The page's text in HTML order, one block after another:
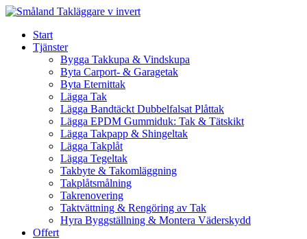
Skip
contentStart
Tjänster
Bygga Takkupa & Vindskupa
Byta Carport- & Garagetak
Byta Eternittak
Lägga Tak
Lägga Bandtäckt Dubbelfalsat Plåttak
Lägga EPDM Gummiduk: Tak & Tätskikt
Lägga Takpapp & Shingeltak
Lägga Takplåt
Lägga Tegeltak
Takbyte & Takomläggning
Takplåtsmålning
Takrenovering
Taktvättning & Rengöring av Tak
Hyra Byggställning & Montera Väderskydd
Offert